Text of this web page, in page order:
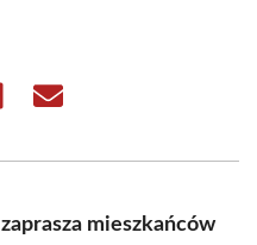
Share
mieszkańców